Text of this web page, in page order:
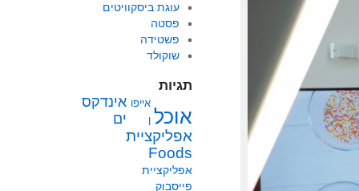
עוגת ביסקוויטים
פסטה
פשטידה
שוקולד
תגיות
אוכל
אייפו
ן
אינדקס
ים
אפליקציית
Foods
אפליקציית
פייסבוק